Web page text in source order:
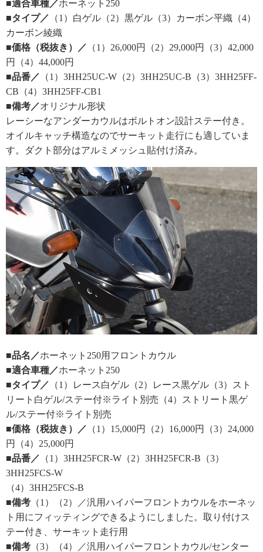
■適合車種／ホーネット250
■タイプ／
（1）白ゲル（2）黒ゲル（3）カーボン平織（4）
カーボン綾織
■価格（税抜き）／
（1）26,000円（2）29,000円（3）42,000
円（4）44,000円
■品番／
（1）3HH25UC-W（2）3HH25UC-B（3）3HH25FF-
CB（4）3HH25FF-CB1
■備考／オリジナル形状
レーシーなアンダーカウルはボルトオン設計ステー付き。
オイルキャッチ構造なのでサーキット走行にも適していま
す。ダクト部分はアルミメッシュ貼付け済み。
■品名／ホーネット250用フロントカウル
■適合車種／ホーネット250
■タイプ／
（1）レース白ゲル（2）レース黒ゲル（3）スト
リート白ゲル/ステー付※ライト別売（4）ストリート黒ゲ
ル/ステー付※ライト別売
■価格（税抜き）／
（1）15,000円（2）16,000円（3）24,000
円（4）25,000円
■品番／
（1）3HH25FCR-W（2）3HH25FCR-B（3）
3HH25FCS-W
（4）3HH25FCS-B
■備考 （1）（2）／汎用ハイパーフロントカウルをホーネッ
ト用にフィッティングできるようにしました。取り付けス
テー付き、サーキット走行用
■備考 （3）（4）／汎用ハイパーフロントカウル/センター